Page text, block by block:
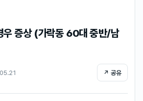
우 증상 (가락동 60대 중반/남
↗ 공유